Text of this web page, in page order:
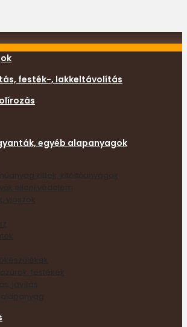
festék-, lakkeltávolítás
egyéb alapanyagok
kittek, kitöltőanyagok
elleni védelem
viaszok
festékek
javítás